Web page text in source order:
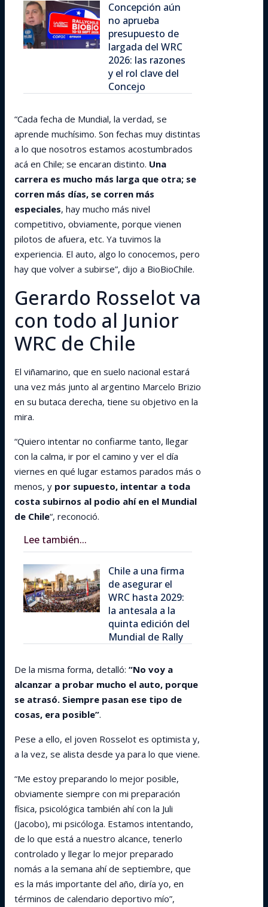
Concepción aún
no aprueba
presupuesto de
largada del WRC
2026: las razones
y el rol clave del
Concejo
“Cada fecha de Mundial, la verdad, se
aprende muchísimo. Son fechas muy distintas
a lo que nosotros estamos acostumbrados
acá en Chile; se encaran distinto. Una
carrera es mucho más larga que otra; se
corren más días, se corren más
especiales, hay mucho más nivel
competitivo, obviamente, porque vienen
pilotos de afuera, etc. Ya tuvimos la
experiencia. El auto, algo lo conocemos, pero
hay que volver a subirse”, dijo a BioBioChile.
Gerardo Rosselot va
con todo al Junior
WRC de Chile
El viñamarino, que en suelo nacional estará
una vez más junto al argentino Marcelo Brizio
en su butaca derecha, tiene su objetivo en la
mira.
“Quiero intentar no confiarme tanto, llegar
con la calma, ir por el camino y ver el día
viernes en qué lugar estamos parados más o
menos, y por supuesto, intentar a toda
costa subirnos al podio ahí en el Mundial
de Chile“, reconoció.
Lee también...
Chile a una firma
de asegurar el
WRC hasta 2029:
la antesala a la
quinta edición del
Mundial de Rally
De la misma forma, detalló: “No voy a
alcanzar a probar mucho el auto, porque
se atrasó. Siempre pasan ese tipo de
cosas, era posible”.
Pese a ello, el joven Rosselot es optimista y,
a la vez, se alista desde ya para lo que viene.
“Me estoy preparando lo mejor posible,
obviamente siempre con mi preparación
física, psicológica también ahí con la Juli
(Jacobo), mi psicóloga. Estamos intentando,
de lo que está a nuestro alcance, tenerlo
controlado y llegar lo mejor preparado
nomás a la semana ahí de septiembre, que
es la más importante del año, diría yo, en
términos de calendario deportivo mío”,